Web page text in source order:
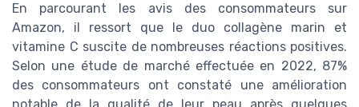
En parcourant les avis des consommateurs sur
Amazon, il ressort que le duo collagène marin et
vitamine C suscite de nombreuses réactions positives.
Selon une étude de marché effectuée en 2022, 87%
des consommateurs ont constaté une amélioration